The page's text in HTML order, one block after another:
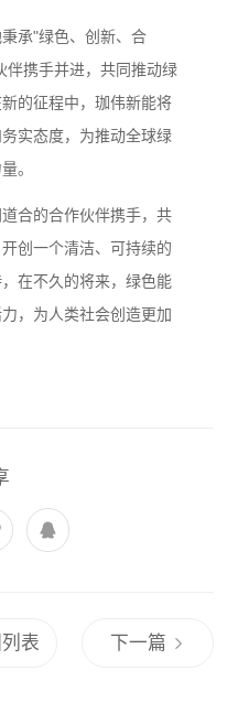
承"绿色、创新、合
伴携手并进，共同推动绿
的征程中，珈伟新能将
实态度，为推动全球绿
。
合的合作伙伴携手，共
创一个清洁、可持续的
在不久的将来，绿色能
，为人类社会创造更加
表 下一篇